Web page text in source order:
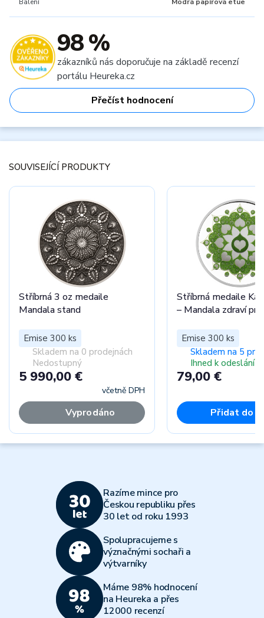
98 %
zákazníků nás doporučuje na základě recenzí
portálu Heureka.cz
Přečíst hodnocení
SOUVISEJÍCÍ PRODUKTY
Stříbrná 3 oz medaile
Mandala stand
Emise 300 ks
Skladem na 0 prodejnách
Nedostupný
5 990,00 €
včetně DPH
Vyprodáno
Stříbrná medaile
– Mandala zdraví
Emise 300 ks
Skladem na 5
Ihned k odeslání
79,00 €
Přidat do
Razíme mince pro
Českou republiku přes
30 let od roku 1993
Spolupracujeme s
význačnými sochaři a
výtvarníky
Máme 98% hodnocení
na Heureka a přes
12000 recenzí